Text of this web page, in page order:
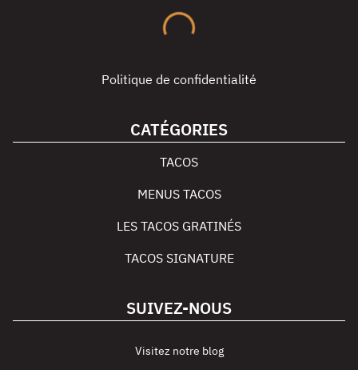
Politique de confidentialité
CATÉGORIES
TACOS
MENUS TACOS
LES TACOS GRATINÉS
TACOS SIGNATURE
SUIVEZ-NOUS
Visitez notre blog